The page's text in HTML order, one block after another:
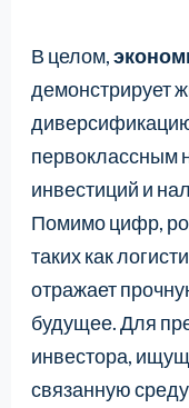
В целом,
демонстрирует
первоклассным
инвестиций и
Помимо цифр,
таких как
отражает
будущее. Для
инвестора,
связанную